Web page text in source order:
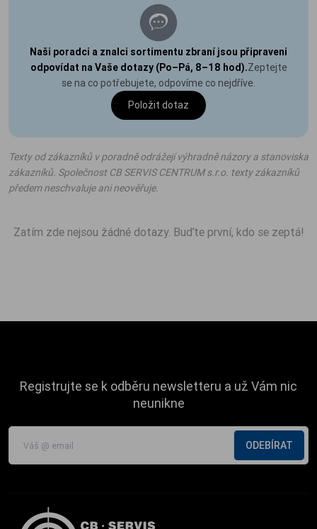
Naši poradci a znalci sortimentu zbraní jsou připraveni
odpovídat na Vaše dotazy (Po–Pá, 8–18 hod).Zeptejte
se na co potřebujete, odpovíme co nejdříve.
Položit dotaz
Texty od zákazníků v poradně odrážejí výhradně názory a stanoviska
zákazníků. Společnost CB SERVIS CENTRUM s.r.o. texty zákazníků
předem neschvaluje ani neověřuje.
Zatím zde nejsou žádné dotazy. Buďte první, kdo se zeptá!
Registrujte se k odběru newsletteru a už Vám nic
neunikne
ODEBÍRAT